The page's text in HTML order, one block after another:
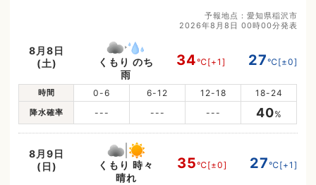
予報地点：愛知県稲沢市
2026年8月8日 00時00分発表
8月8日
(土)
くもり のち
雨
34℃[+1] 27℃[±0]
時間 0-6 6-12 12-18 18-24
降水確率 --- --- --- 40%
8月9日
(日)
くもり 時々
晴れ
35℃[±0] 27℃[+1]